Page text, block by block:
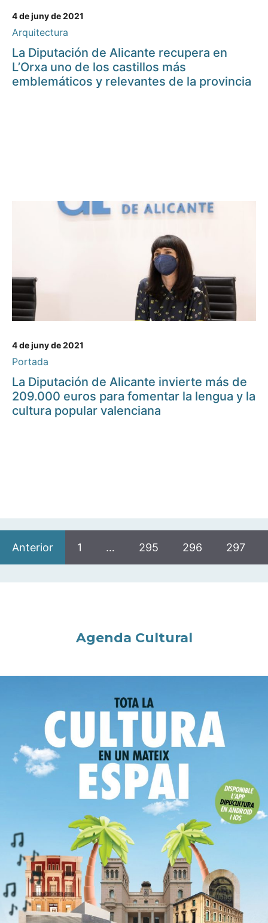
4 de juny de 2021
Arquitectura
La Diputación de Alicante recupera en
L’Orxa uno de los castillos más
emblemáticos y relevantes de la provincia
4 de juny de 2021
Portada
La Diputación de Alicante invierte más de
209.000 euros para fomentar la lengua y la
cultura popular valenciana
Anterior 1 … 295 296 297
Agenda Cultural